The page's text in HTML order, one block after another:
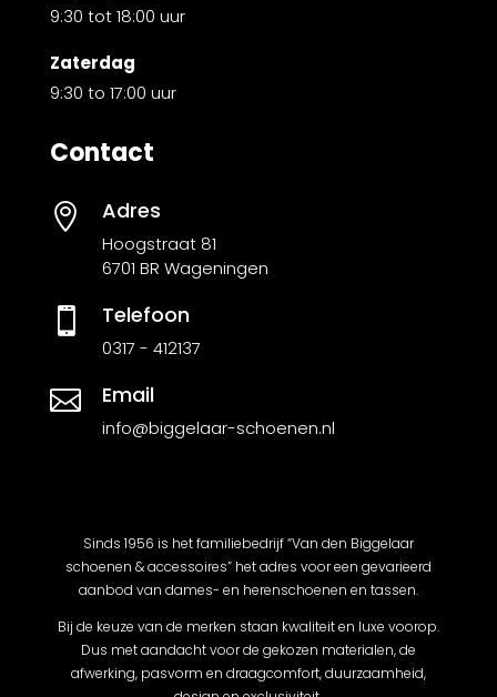
9:30 tot 18:00 uur
Zaterdag
9:30 to 17:00 uur
Contact
 Adres
Hoogstraat 81
6701 BR Wageningen
 Telefoon
0317 - 412137
 Email
info@biggelaar-schoenen.nl
Sinds 1956 is het familiebedrijf “Van den Biggelaar
schoenen & accessoires” het adres voor een gevarieerd
aanbod van dames- en herenschoenen en tassen.
Bij de keuze van de merken staan kwaliteit en luxe voorop.
Dus met aandacht voor de gekozen materialen, de
afwerking, pasvorm en draagcomfort, duurzaamheid,